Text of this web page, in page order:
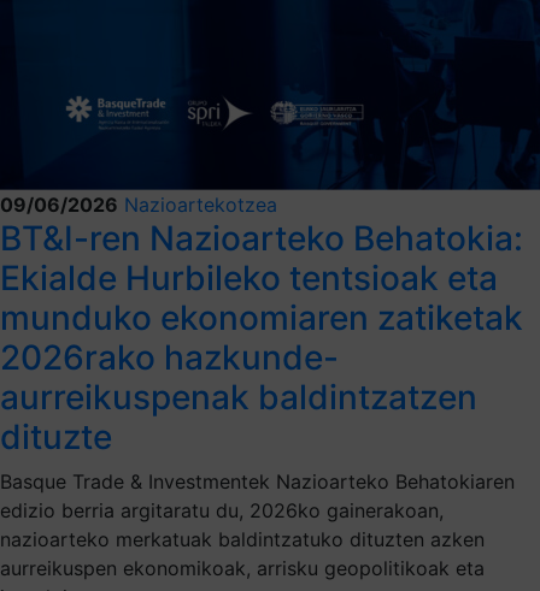
09/06/2026 Nazioartekotzea
BT&I-ren Nazioarteko Behatokia:
Ekialde Hurbileko tentsioak eta
munduko ekonomiaren zatiketak
2026rako hazkunde-
aurreikuspenak baldintzatzen
dituzte
Basque Trade & Investmentek Nazioarteko Behatokiaren
edizio berria argitaratu du, 2026ko gainerakoan,
nazioarteko merkatuak baldintzatuko dituzten azken
aurreikuspen ekonomikoak, arrisku geopolitikoak eta